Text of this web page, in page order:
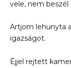
vele, nem beszél
Artjom lehunyta
igazságot.
Éjjel rejtett